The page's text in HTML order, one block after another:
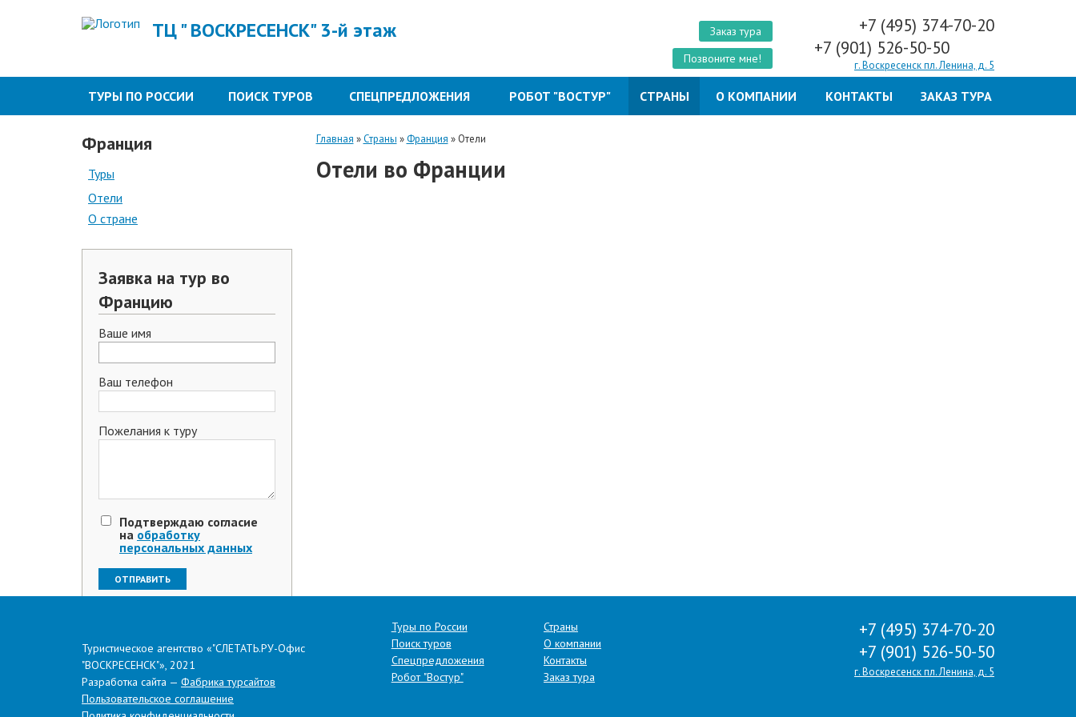
ТЦ " ВОСКРЕСЕНСК" 3-й этаж
Заказ тура
Позвоните мне!
+7 (495) 374-70-20
+7 (901) 526-50-50
г. Воскресенск пл. Ленина, д. 5
ТУРЫ ПО РОССИИ ПОИСК ТУРОВ СПЕЦПРЕДЛОЖЕНИЯ РОБОТ "ВОСТУР" СТРАНЫ О КОМПАНИИ КОНТАКТЫ ЗАКАЗ ТУРА
Франция
Туры
Отели
О стране
Заявка на тур во
Францию
Ваше имя
Ваш телефон
Пожелания к туру
Подтверждаю согласие
на обработку
персональных данных
Поделиться в соцсетях
Главная »Страны »Франция » Отели
Отели во Франции
Туристическое агентство «"СЛЕТАТЬ.РУ-Офис
"ВОСКРЕСЕНСК"», 2021
Разработка сайта — Фабрика турсайтов
Пользовательское соглашение
Туры по России
Поиск туров
Спецпредложения
Робот "Востур"
Страны
О компании
Контакты
Заказ тура
+7 (495) 374-70-20
+7 (901) 526-50-50
г. Воскресенск пл. Ленина, д. 5